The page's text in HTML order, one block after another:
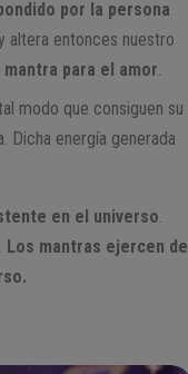
por la persona
altera entonces nuestro
mantra para el amor.
modo que consiguen su
Dicha energía generada
en el universo.
Los mantras ejercen de